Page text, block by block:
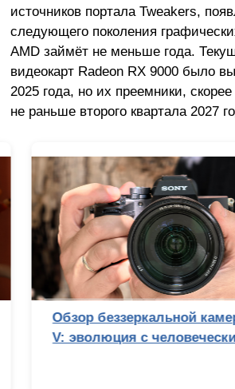
источников портала Tweakers,
следующего поколения
AMD займёт не меньше года.
видеокарт Radeon RX 9000 было
2025 года, но их преемники, скорее
не раньше второго квартала 2027
Обзор беззеркальной
V: эволюция с человеческим